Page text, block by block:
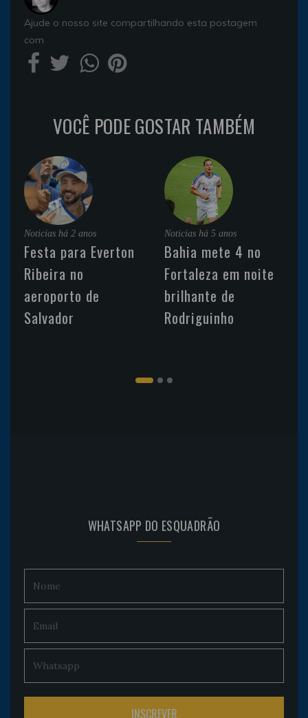
Ajude o nosso site compartilhando esta postagem
com
VOCÊ PODE GOSTAR TAMBÉM
Noticias há 2 anos
Festa para Everton
Ribeira no
aeroporto de
Salvador
Noticias há 5 anos
Bahia mete 4 no
Fortaleza em noite
brilhante de
Rodriguinho
WHATSAPP DO ESQUADRÃO